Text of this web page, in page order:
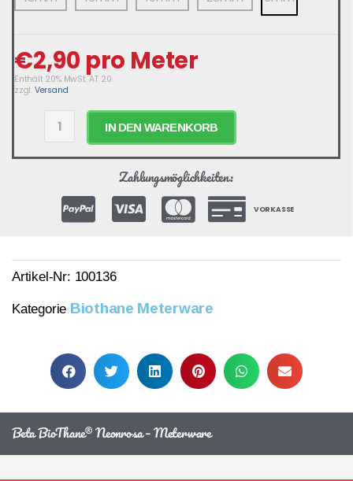
€2,90 pro Meter
Enthält 20% MwSt. AT 20
zzgl. Versand
IN DEN WARENKORB
Zahlungsmöglichkeiten:
VORKASSE
Artikel-Nr: 100136
Kategorie Biothane Meterware
Beta BioThane® Neonrosa – Meterware